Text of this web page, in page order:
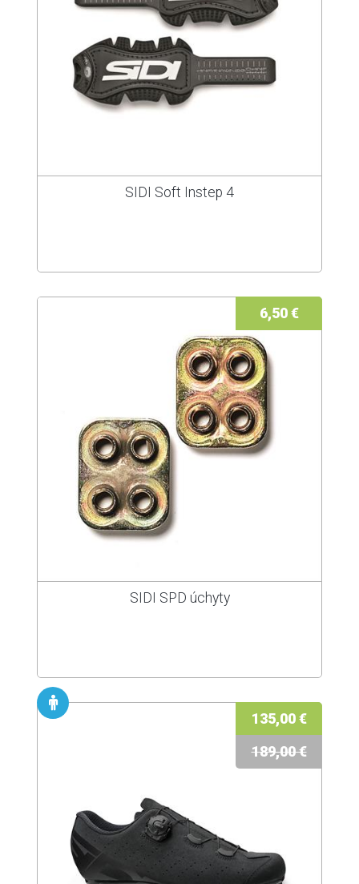
SIDI Soft Instep 4
6,50 €
SIDI SPD úchyty
135,00 €
189,00 €